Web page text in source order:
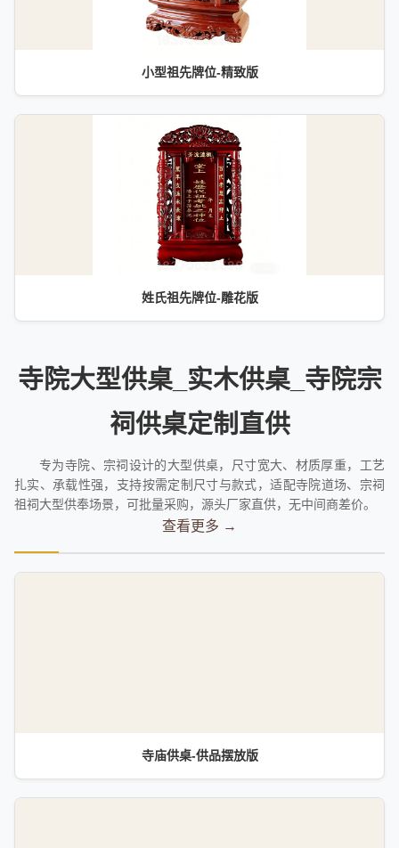
小型祖先牌位-精致版
姓氏祖先牌位-雕花版
寺院大型供桌_实木供桌_寺院宗
祠供桌定制直供
专为寺院、宗祠设计的大型供桌，尺寸宽大、材质厚重，工艺
扎实、承载性强，支持按需定制尺寸与款式，适配寺院道场、宗祠
祖祠大型供奉场景，可批量采购，源头厂家直供，无中间商差价。
查看更多 →
寺庙供桌-供品摆放版